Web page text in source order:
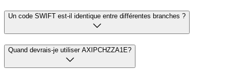
Un code SWIFT est-il identique entre différentes branches ?
Quand devrais-je utiliser AXIPCHZZA1E?